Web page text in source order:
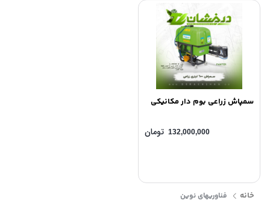
سمپاش زراعی بوم دار مکانیکی
132,000,000 تومان
خانه ﻓﻨﺎﻭﺭﻳﻬﺎی ﻧﻮﻳﻦ